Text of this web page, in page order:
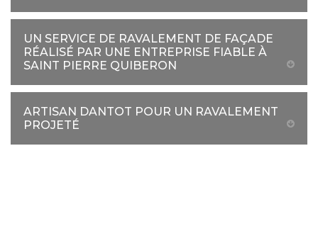
UN SERVICE DE RAVALEMENT DE FAÇADE
RÉALISÉ PAR UNE ENTREPRISE FIABLE À
SAINT PIERRE QUIBERON
ARTISAN DANTOT POUR UN RAVALEMENT
PROJETÉ